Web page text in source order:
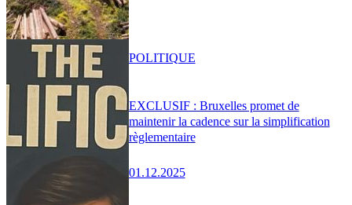
EXCLUSIF : Bruxelles promet de
maintenir la cadence sur la simplification
règlementaire
01.12.2025
POLITIQUE